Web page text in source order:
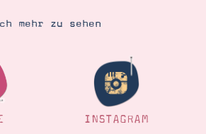
mehr zu sehen
INSTAGRAM